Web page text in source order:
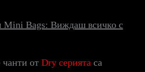
Mini Bags: Виждаш всичко с
чанти от Dry серията са